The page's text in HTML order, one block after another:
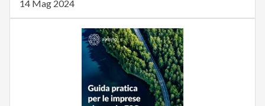
14 Mag 2024